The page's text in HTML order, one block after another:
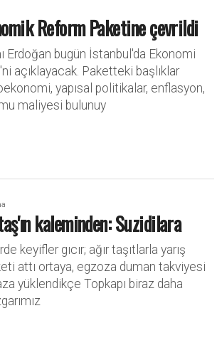
Reform Paketine çevrildi
Erdoğan bugün İstanbul'da Ekonomi
açıklayacak. Paketteki başlıklar
yapısal politikalar, enflasyon,
maliyesi bulunuy
kaleminden: Suzidilara
keyifler gıcır; ağır taşıtlarla yarış
attı ortaya, egzoza duman takviyesi
yüklendikçe Topkapı biraz daha